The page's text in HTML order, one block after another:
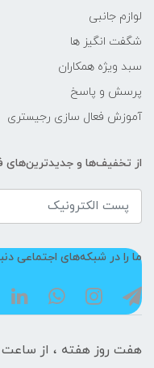
لوازم جانبی
شگفت انگیز ها
سبد ویژه همکاران
پرسش و پاسخ
آموزش فعال سازی رجیستری
از تخفیف‌ها و جدیدترین‌های
ما را در شبکه‌های اجتماعی
هفت روز هفته ، از ساعت 9 تا 18 پاسخگو شما هستیم